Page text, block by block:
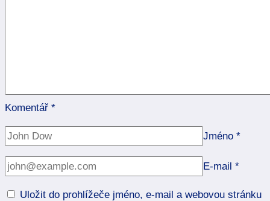
Komentář *
Jméno *
E-mail *
Uložit do prohlížeče jméno, e-mail a webovou stránku